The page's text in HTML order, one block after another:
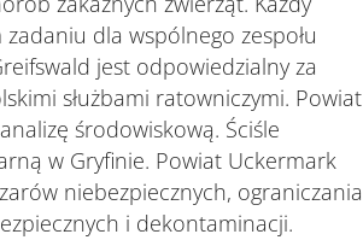
dla wspólnego zespołu
jest odpowiedzialny za
służbami ratowniczymi. Powiat
środowiskową. Ściśle
w Gryfinie. Powiat Uckermark
niebezpiecznych, ograniczania
i dekontaminacji.